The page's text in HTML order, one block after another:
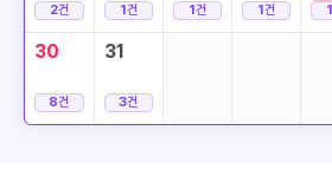
2건 1건 1건 1건
1
30
8건
31
3건